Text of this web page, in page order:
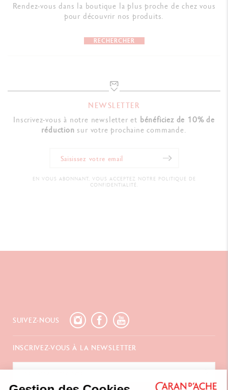
Rendez-vous dans la boutique la plus proche de chez vous
pour découvrir nos produits.
RECHERCHER
NEWSLETTER
Inscrivez-vous à notre newsletter et bénéficiez de 10% de
réduction sur votre prochaine commande.
EN VOUS ABONNANT, VOUS ACCEPTEZ NOTRE POLITIQUE DE
CONFIDENTIALITÉ.
SUIVEZ-NOUS
INSCRIVEZ-VOUS À LA NEWSLETTER